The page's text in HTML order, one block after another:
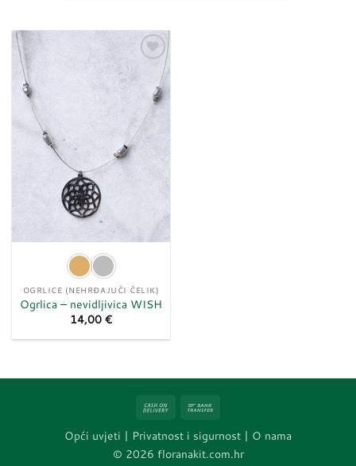
listu
želja
OGRLICE (NEHRĐAJUĆI ČELIK)
Ogrlica – nevidljivica WISH
14,00 €
Cash
Delivery
Opći uvjeti | Privatnost i sigurnost | O nama
© 2026 floranakit.com.hr